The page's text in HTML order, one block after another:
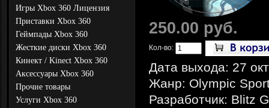
Игры Xbox 360 Лицензия
Приставки Xbox 360
Геймпады Xbox 360
Жесткие диски Xbox 360
Кинект / Kinect Xbox 360
Аксессуары Xbox 360
Прочие товары
Услуги Xbox 360
250.00 руб.
Кол-во:
Дата выхода: 27
Жанр: Olympic
Разработчик: Blitz